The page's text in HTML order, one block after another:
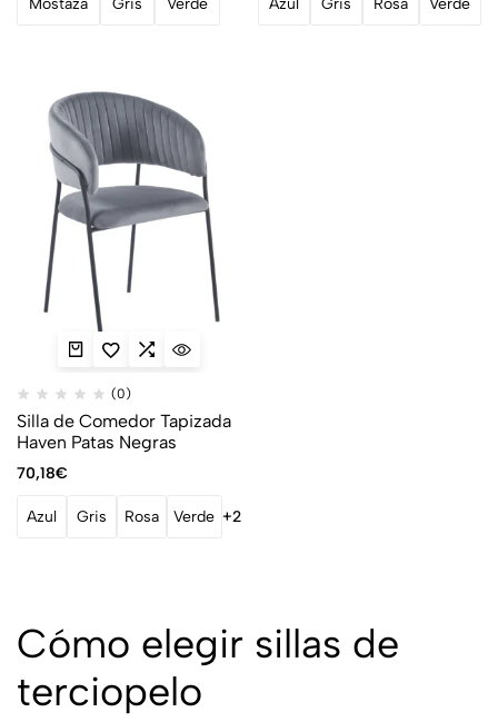
(0)
Silla de Comedor Tapizada
Haven Patas Negras
70,18€
Azul Gris Rosa Verde +2
Cómo elegir sillas de
terciopelo